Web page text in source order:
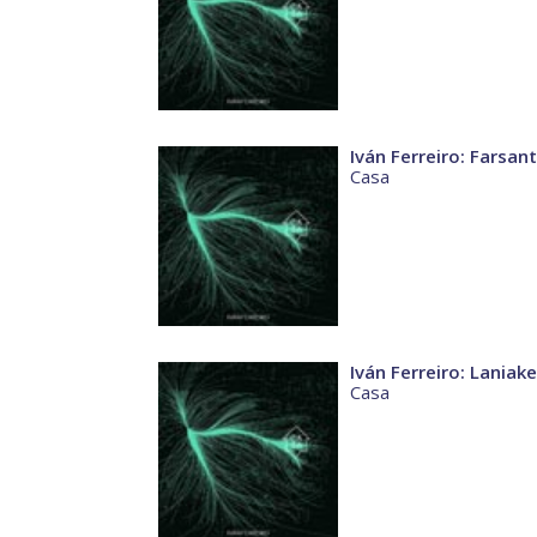
Iván Ferreiro:
Casa
Iván Ferreiro:
Casa